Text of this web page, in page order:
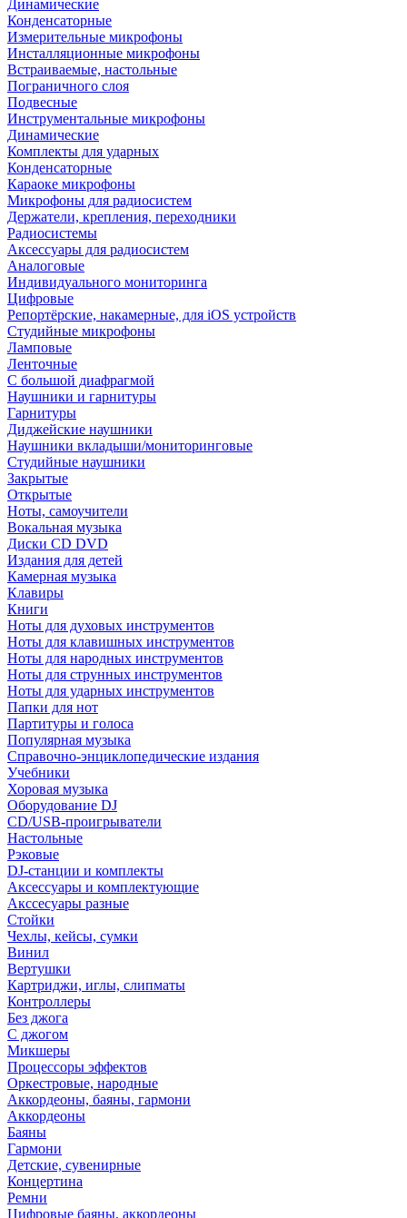
Динамические
Конденсаторные
Измерительные микрофоны
Инсталляционные микрофоны
Встраиваемые, настольные
Пограничного слоя
Подвесные
Инструментальные микрофоны
Динамические
Комплекты для ударных
Конденсаторные
Караоке микрофоны
Микрофоны для радиосистем
Держатели, крепления, переходники
Радиосистемы
Аксессуары для радиосистем
Аналоговые
Индивидуального мониторинга
Цифровые
Репортёрские, накамерные, для iOS устройств
Студийные микрофоны
Ламповые
Ленточные
С большой диафрагмой
Наушники и гарнитуры
Гарнитуры
Диджейские наушники
Наушники вкладыши/мониторинговые
Студийные наушники
Закрытые
Открытые
Ноты, самоучители
Вокальная музыка
Диски CD DVD
Издания для детей
Камерная музыка
Клавиры
Книги
Ноты для духовых инструментов
Ноты для клавишных инструментов
Ноты для народных инструментов
Ноты для струнных инструментов
Ноты для ударных инструментов
Папки для нот
Партитуры и голоса
Популярная музыка
Справочно-энциклопедические издания
Учебники
Хоровая музыка
Оборудование DJ
CD/USB-проигрыватели
Настольные
Рэковые
DJ-станции и комплекты
Аксессуары и комплектующие
Акссесуары разные
Стойки
Чехлы, кейсы, сумки
Винил
Вертушки
Картриджи, иглы, слипматы
Контроллеры
Без джога
С джогом
Микшеры
Процессоры эффектов
Оркестровые, народные
Аккордеоны, баяны, гармони
Аккордеоны
Баяны
Гармони
Детские, сувенирные
Концертина
Ремни
Цифровые баяны, аккордеоны